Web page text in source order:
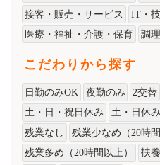
接客・販売・サービス
IT・
医療・福祉・介護・保育
調
こだわりから探す
日勤のみOK 夜勤のみ 2交替
土・日・祝日休み
土・日休み
残業なし
残業少なめ（20時間
残業多め（20時間以上）
扶